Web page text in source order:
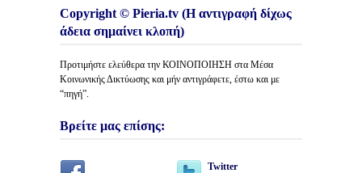
Copyright © Pieria.tv (Η αντιγραφή δίχως
άδεια σημαίνει κλοπή)
Προτιμήστε ελεύθερα την ΚΟΙΝΟΠΟΙΗΣΗ στα Μέσα
Κοινωνικής Δικτύωσης και μήν αντιγράφετε, έστω και με
“πηγή”.
Βρείτε μας επίσης:
Twitter